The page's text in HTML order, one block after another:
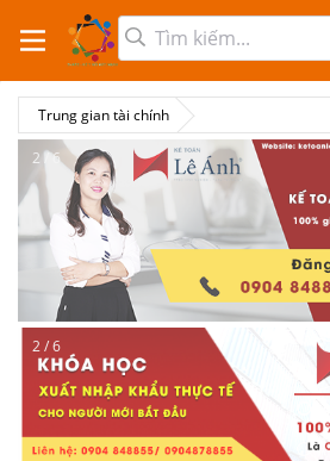
Trung gian tài chính
2 / 6
2 / 6